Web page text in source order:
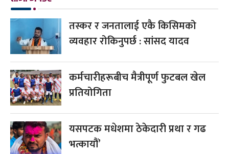
तस्कर र जनतालाई एकै किसिमको
व्यवहार रोकिनुपर्छ : सांसद यादव
कर्मचारीहरूबीच मैत्रीपूर्ण फुटबल खेल
प्रतियोगिता
यसपटक मधेशमा ठेकेदारी प्रथा र गढ
भत्कायौं’